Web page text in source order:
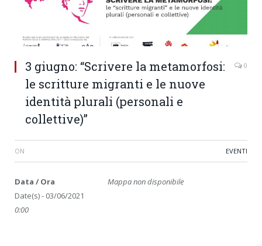
3 giugno: “Scrivere la metamorfosi:
le scritture migranti e le nuove
identità plurali (personali e
collettive)”
0
ON EVENTI
Mappa non disponibile
Data / Ora
Date(s) - 03/06/2021
0:00